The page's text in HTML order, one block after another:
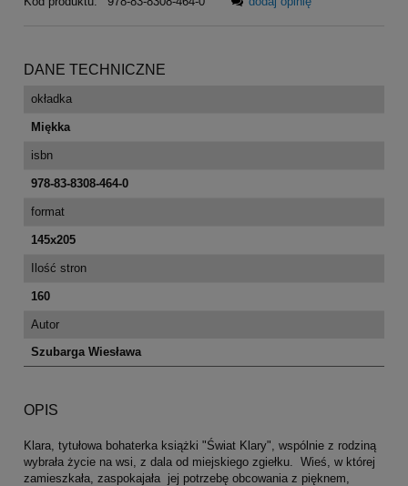
DANE TECHNICZNE
okładka
Miękka
isbn
978-83-8308-464-0
format
145x205
Ilość stron
160
Autor
Szubarga Wiesława
OPIS
Klara, tytułowa bohaterka książki "Świat Klary", wspólnie z rodziną
wybrała życie na wsi, z dala od miejskiego zgiełku. Wieś, w której
zamieszkała, zaspokajała jej potrzebę obcowania z pięknem,